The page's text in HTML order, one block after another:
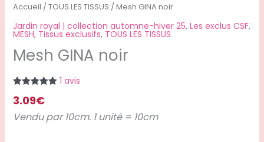
Accueil /TOUS LES TISSUS / Mesh GINA noir
Jardin royal | collection automne-hiver 25, Les exclus CSF,
MESH, Tissus exclusifs, TOUS LES TISSUS
Mesh GINA noir
sur 5
notation
1 avis
3.09€
Vendu par 10cm. 1 unité = 10cm